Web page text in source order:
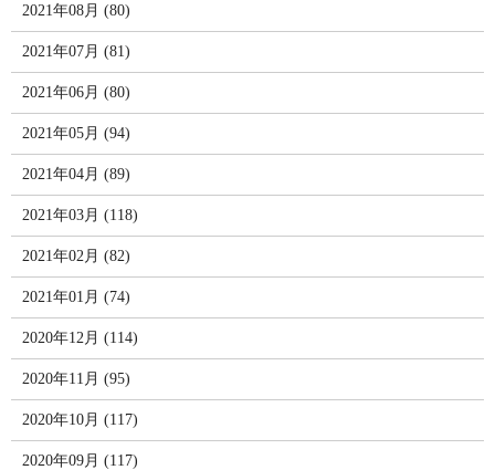
2021年08月 (80)
2021年07月 (81)
2021年06月 (80)
2021年05月 (94)
2021年04月 (89)
2021年03月 (118)
2021年02月 (82)
2021年01月 (74)
2020年12月 (114)
2020年11月 (95)
2020年10月 (117)
2020年09月 (117)